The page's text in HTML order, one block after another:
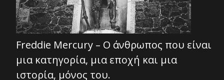
Freddie Mercury – Ο άνθρωπος που είναι
μια κατηγορία, μια εποχή και μια
ιστορία, μόνος του.